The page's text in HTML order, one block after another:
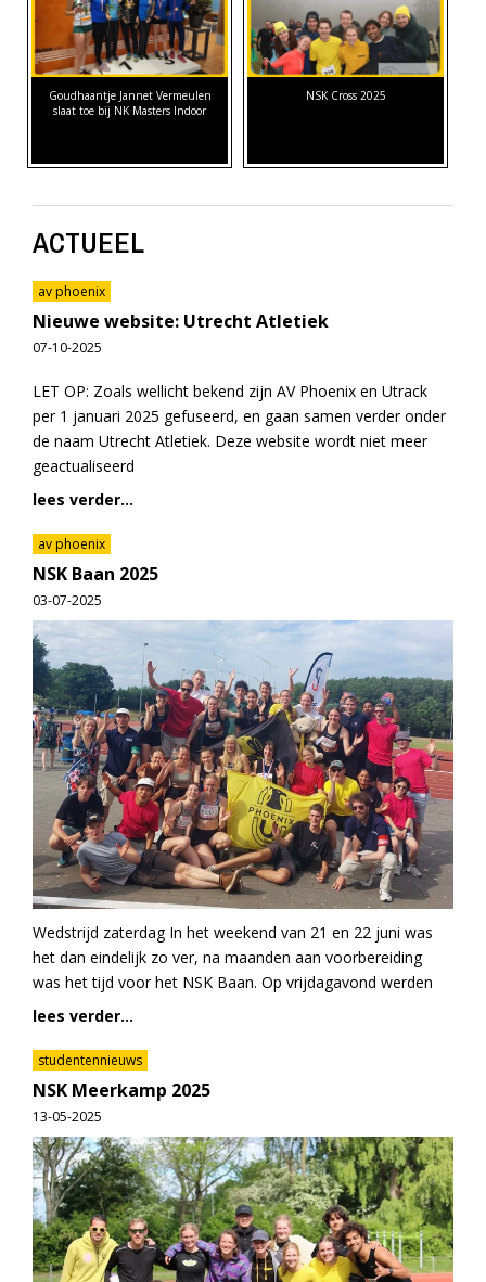
Goudhaantje Jannet Vermeulen
slaat toe bij NK Masters Indoor
NSK Cross 2025
ACTUEEL
av phoenix
Nieuwe website: Utrecht Atletiek
07-10-2025
LET OP: Zoals wellicht bekend zijn AV Phoenix en Utrack
per 1 januari 2025 gefuseerd, en gaan samen verder onder
de naam Utrecht Atletiek. Deze website wordt niet meer
geactualiseerd
lees verder...
av phoenix
NSK Baan 2025
03-07-2025
Wedstrijd zaterdag In het weekend van 21 en 22 juni was
het dan eindelijk zo ver, na maanden aan voorbereiding
was het tijd voor het NSK Baan. Op vrijdagavond werden
lees verder...
studentennieuws
NSK Meerkamp 2025
13-05-2025